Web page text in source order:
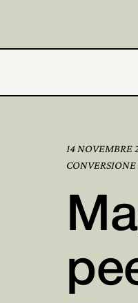
14 NOVEMBRE